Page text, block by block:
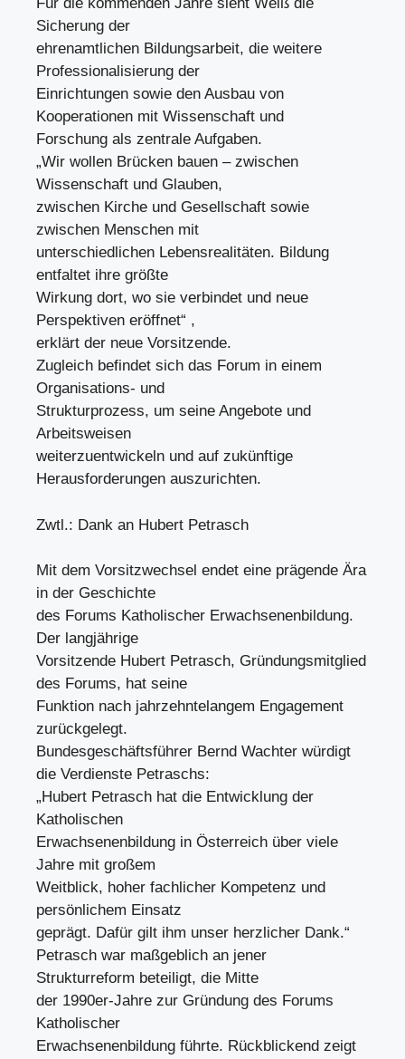
Sicherung der
ehrenamtlichen Bildungsarbeit, die weitere
Professionalisierung der
Einrichtungen sowie den Ausbau von
Kooperationen mit Wissenschaft und
Forschung als zentrale Aufgaben.
„Wir wollen Brücken bauen – zwischen
Wissenschaft und Glauben,
zwischen Kirche und Gesellschaft sowie
zwischen Menschen mit
unterschiedlichen Lebensrealitäten. Bildung
entfaltet ihre größte
Wirkung dort, wo sie verbindet und neue
Perspektiven eröffnet“ ,
erklärt der neue Vorsitzende.
Zugleich befindet sich das Forum in einem
Organisations- und
Strukturprozess, um seine Angebote und
Arbeitsweisen
weiterzuentwickeln und auf zukünftige
Herausforderungen auszurichten.
Zwtl.: Dank an Hubert Petrasch
Mit dem Vorsitzwechsel endet eine prägende Ära
in der Geschichte
des Forums Katholischer Erwachsenenbildung.
Der langjährige
Vorsitzende Hubert Petrasch, Gründungsmitglied
des Forums, hat seine
Funktion nach jahrzehntelangem Engagement
zurückgelegt.
Bundesgeschäftsführer Bernd Wachter würdigt
die Verdienste Petraschs:
„Hubert Petrasch hat die Entwicklung der
Katholischen
Erwachsenenbildung in Österreich über viele
Jahre mit großem
Weitblick, hoher fachlicher Kompetenz und
persönlichem Einsatz
geprägt. Dafür gilt ihm unser herzlicher Dank.“
Petrasch war maßgeblich an jener
Strukturreform beteiligt, die Mitte
der 1990er-Jahre zur Gründung des Forums
Katholischer
Erwachsenenbildung führte. Rückblickend zeigt